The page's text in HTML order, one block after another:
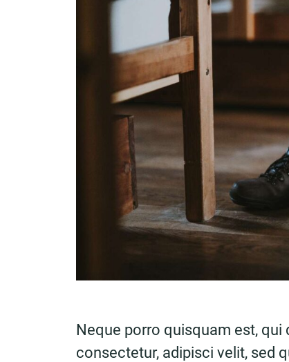
Neque porro quisquam est,
consectetur, adipisci velit, sed